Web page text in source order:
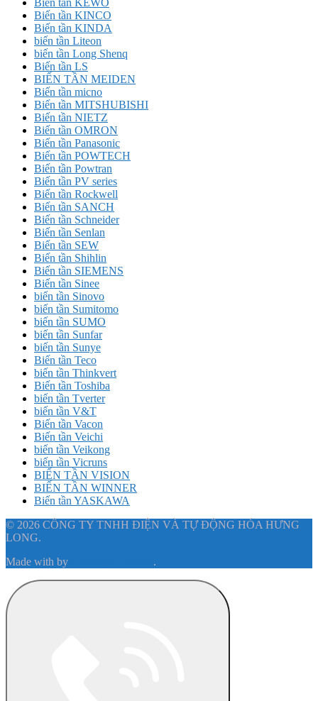
Biến tần KEWO
Biến tần KINCO
Biến tần KINDA
biến tần Liteon
biến tần Long Shenq
Biến tần LS
BIẾN TẦN MEIDEN
Biến tần micno
Biến tần MITSHUBISHI
Biến tần NIETZ
Biến tần OMRON
Biến tần Panasonic
Biến tần POWTECH
Biến tần Powtran
Biến tần PV series
Biến tần Rockwell
Biến tần SANCH
Biến tần Schneider
Biến tần Senlan
Biến tần SEW
Biến tần Shihlin
Biến tần SIEMENS
Biến tần Sinee
biến tần Sinovo
biến tần Sumitomo
biến tần SUMO
biến tần Sunfar
biến tần Sunye
Biến tần Teco
biến tần Thinkvert
Biến tần Toshiba
biến tần Tverter
biến tần V&T
Biến tần Vacon
Biến tần Veichi
biến tần Veikong
biến tần Vicruns
BIẾN TẦN VISION
BIẾN TẦN WINNER
Biến tần YASKAWA
© 2026 CÔNG TY TNHH ĐIỆN VÀ TỰ ĐỘNG HÓA HƯNG
LONG.
Made with by .